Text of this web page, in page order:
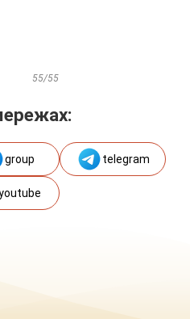
55/55
group telegram